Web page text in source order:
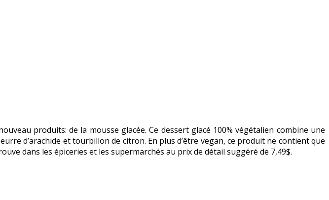
produits: de la mousse glacée. Ce dessert glacé 100% végétalien combine une
d’arachide et tourbillon de citron. En plus d’être vegan, ce produit ne contient que
dans les épiceries et les supermarchés au prix de détail suggéré de 7,49$.